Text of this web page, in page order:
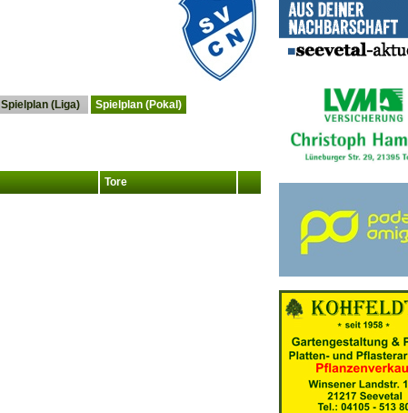
Spielplan (Liga) Spielplan (Pokal)
Tore